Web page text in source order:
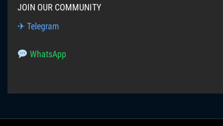
JOIN OUR COMMUNITY
✈ Telegram
WhatsApp